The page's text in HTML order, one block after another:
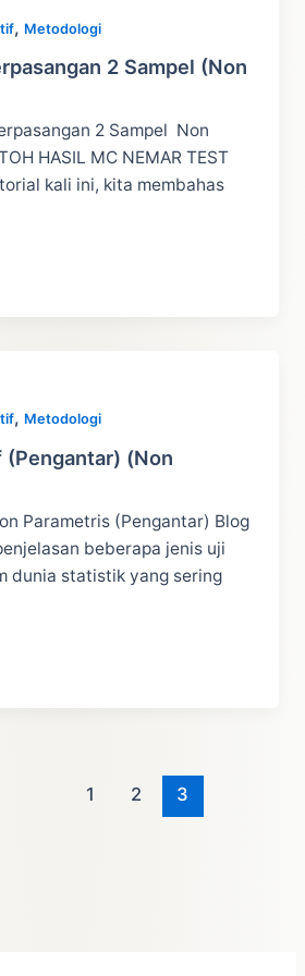
, Metodologi
2 Sampel (Non
2 Sampel Non
HASIL MC NEMAR TEST
kali ini, kita membahas
, Metodologi
(Pengantar) (Non
Parametris (Pengantar) Blog
beberapa jenis uji
dunia statistik yang sering
1 2 3